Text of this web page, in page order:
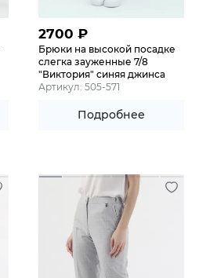
2700 ₽
Брюки на высокой посадке
слегка зауженные 7/8
"Виктория" синяя джинса
Артикул: 505-571
Подробнее